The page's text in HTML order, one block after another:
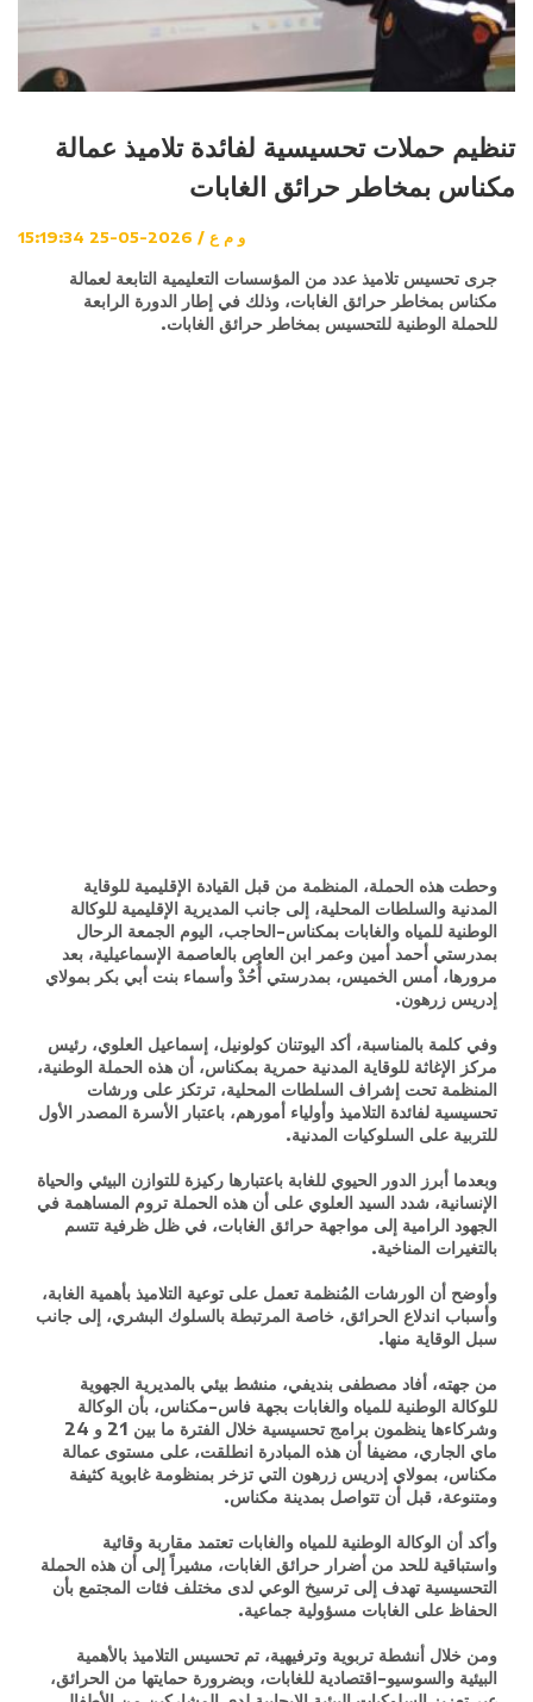
تنظيم حملات تحسيسية لفائدة تلاميذ عمالة
مكناس بمخاطر حرائق الغابات
و م ع / 2026-05-25 15:19:34
جرى تحسيس تلاميذ عدد من المؤسسات التعليمية التابعة لعمالة
مكناس بمخاطر حرائق الغابات، وذلك في إطار الدورة الرابعة
للحملة الوطنية للتحسيس بمخاطر حرائق الغابات.
وحطت هذه الحملة، المنظمة من قبل القيادة الإقليمية للوقاية
المدنية والسلطات المحلية، إلى جانب المديرية الإقليمية للوكالة
الوطنية للمياه والغابات بمكناس-الحاجب، اليوم الجمعة الرحال
بمدرستي أحمد أمين وعمر ابن العاص بالعاصمة الإسماعيلية، بعد
مرورها، أمس الخميس، بمدرستي أُحُدْ وأسماء بنت أبي بكر بمولاي
إدريس زرهون.
وفي كلمة بالمناسبة، أكد اليوتنان كولونيل، إسماعيل العلوي، رئيس
مركز الإغاثة للوقاية المدنية حمرية بمكناس، أن هذه الحملة الوطنية،
المنظمة تحت إشراف السلطات المحلية، ترتكز على ورشات
تحسيسية لفائدة التلاميذ وأولياء أمورهم، باعتبار الأسرة المصدر الأول
للتربية على السلوكيات المدنية.
وبعدما أبرز الدور الحيوي للغابة باعتبارها ركيزة للتوازن البيئي والحياة
الإنسانية، شدد السيد العلوي على أن هذه الحملة تروم المساهمة في
الجهود الرامية إلى مواجهة حرائق الغابات، في ظل ظرفية تتسم
بالتغيرات المناخية.
وأوضح أن الورشات المُنظمة تعمل على توعية التلاميذ بأهمية الغابة،
وأسباب اندلاع الحرائق، خاصة المرتبطة بالسلوك البشري، إلى جانب
سبل الوقاية منها.
من جهته، أفاد مصطفى بنديفي، منشط بيئي بالمديرية الجهوية
للوكالة الوطنية للمياه والغابات بجهة فاس-مكناس، بأن الوكالة
وشركاءها ينظمون برامج تحسيسية خلال الفترة ما بين 21 و 24
ماي الجاري، مضيفا أن هذه المبادرة انطلقت، على مستوى عمالة
مكناس، بمولاي إدريس زرهون التي تزخر بمنظومة غابوية كثيفة
ومتنوعة، قبل أن تتواصل بمدينة مكناس.
وأكد أن الوكالة الوطنية للمياه والغابات تعتمد مقاربة وقائية
واستباقية للحد من أضرار حرائق الغابات، مشيراً إلى أن هذه الحملة
التحسيسية تهدف إلى ترسيخ الوعي لدى مختلف فئات المجتمع بأن
الحفاظ على الغابات مسؤولية جماعية.
ومن خلال أنشطة تربوية وترفيهية، تم تحسيس التلاميذ بالأهمية
البيئية والسوسيو-اقتصادية للغابات، وبضرورة حمايتها من الحرائق،